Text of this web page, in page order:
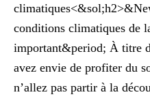
conditions climatiques de
important&period; À titre
avez envie de profiter du
n’allez pas partir à la